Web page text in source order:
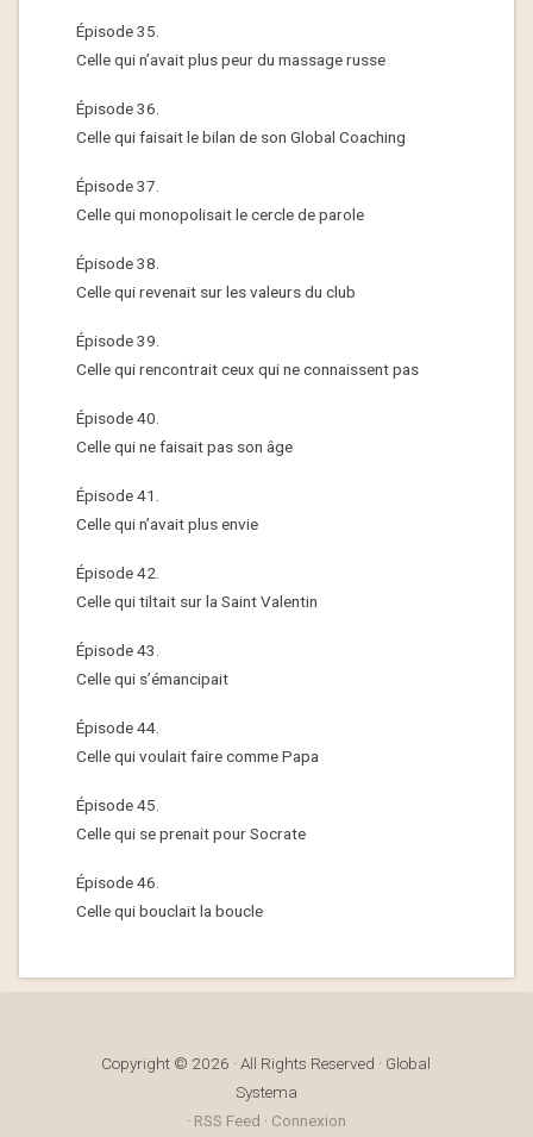
Épisode 35.
Celle qui n’avait plus peur du massage russe
Épisode 36.
Celle qui faisait le bilan de son Global Coaching
Épisode 37.
Celle qui monopolisait le cercle de parole
Épisode 38.
Celle qui revenait sur les valeurs du club
Épisode 39.
Celle qui rencontrait ceux qui ne connaissent pas
Épisode 40.
Celle qui ne faisait pas son âge
Épisode 41.
Celle qui n’avait plus envie
Épisode 42.
Celle qui tiltait sur la Saint Valentin
Épisode 43.
Celle qui s’émancipait
Épisode 44.
Celle qui voulait faire comme Papa
Épisode 45.
Celle qui se prenait pour Socrate
Épisode 46.
Celle qui bouclait la boucle
Copyright © 2026 · All Rights Reserved · Global
Systema
· RSS Feed · Connexion